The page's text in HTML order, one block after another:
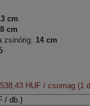
cm
cm
zsinórig: 14 cm
538,43 HUF / csomag (1